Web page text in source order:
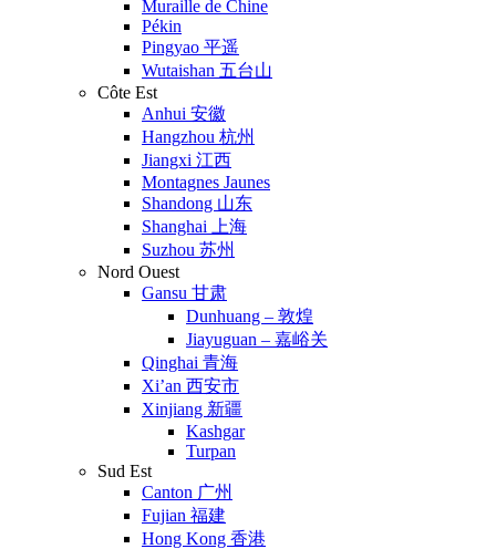
Muraille de Chine
Pékin
Pingyao 平遥
Wutaishan 五台山
Côte Est
Anhui 安徽
Hangzhou 杭州
Jiangxi 江西
Montagnes Jaunes
Shandong 山东
Shanghai 上海
Suzhou 苏州
Nord Ouest
Gansu 甘肃
Dunhuang – 敦煌
Jiayuguan – 嘉峪关
Qinghai 青海
Xi’an 西安市
Xinjiang 新疆
Kashgar
Turpan
Sud Est
Canton 广州
Fujian 福建
Hong Kong 香港